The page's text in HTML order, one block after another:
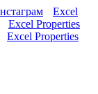
Excel
Excel Properties
Excel Properties